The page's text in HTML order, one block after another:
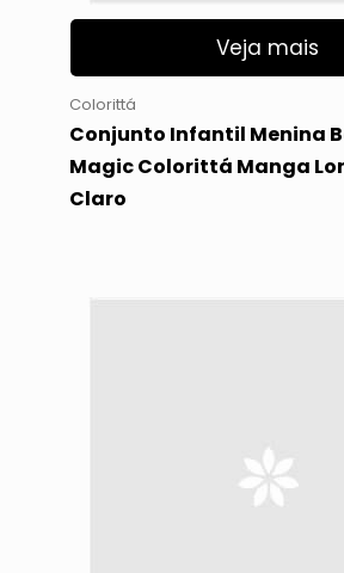
Veja mais
Colorittá
Conjunto Infantil Menina
Magic Colorittá Manga
Claro